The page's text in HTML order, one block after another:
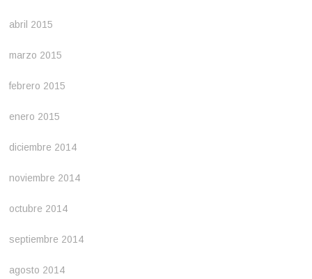
abril 2015
marzo 2015
febrero 2015
enero 2015
diciembre 2014
noviembre 2014
octubre 2014
septiembre 2014
agosto 2014